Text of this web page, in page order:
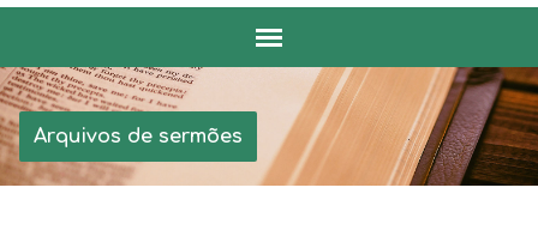
Arquivos de sermões